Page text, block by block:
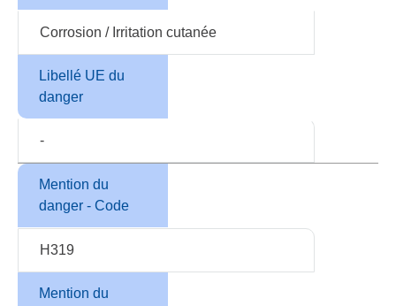
Corrosion / Irritation cutanée
Libellé UE du
danger
-
Mention du
danger - Code
H319
Mention du